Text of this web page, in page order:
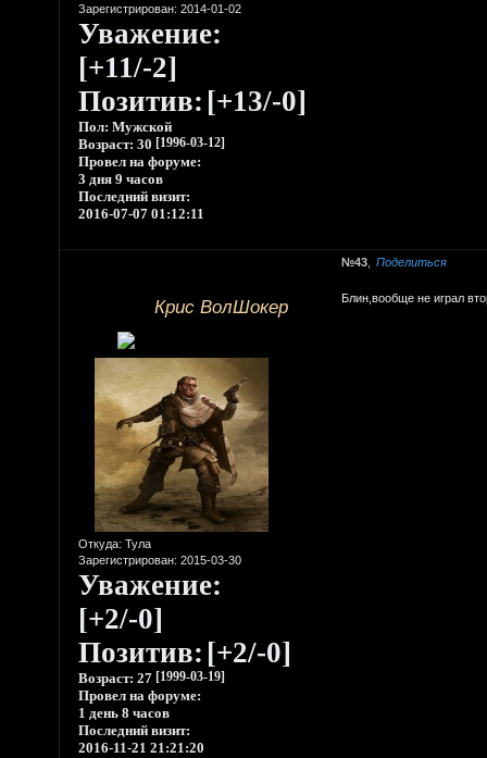
Зарегистрирован: 2014-01-02
Уважение:
[+11/-2]
Позитив: [+13/-0]
Пол: Мужской
Возраст: 30 [1996-03-12]
Провел на форуме:
3 дня 9 часов
Последний визит:
2016-07-07 01:12:11
Поделиться
43
Крис ВолШокер
Откуда: Тула
Зарегистрирован: 2015-03-30
Уважение:
[+2/-0]
Позитив: [+2/-0]
Возраст: 27 [1999-03-19]
Провел на форуме:
1 день 8 часов
Последний визит:
2016-11-21 21:21:20
Блин,вообще не играл